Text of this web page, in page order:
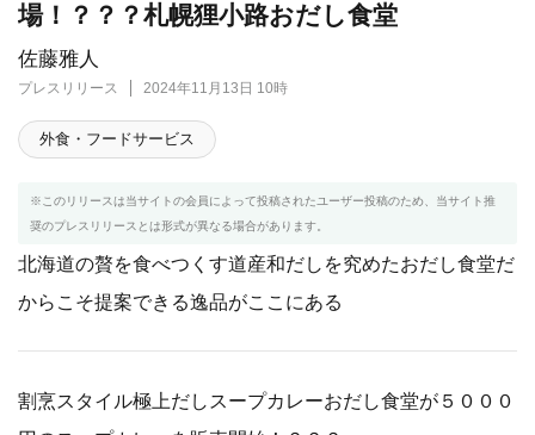
佐藤雅人
プレスリリース 2024年11月13日 10時
場！？？？札幌狸小路おだし食堂
外食・フードサービス
※このリリースは当サイトの会員によって投稿されたユーザー投稿のため、当サイト推
奨のプレスリリースとは形式が異なる場合があります。
北海道の贅を食べつくす道産和だしを究めたおだし食堂だ
からこそ提案できる逸品がここにある
割烹スタイル極上だしスープカレーおだし食堂が５０００